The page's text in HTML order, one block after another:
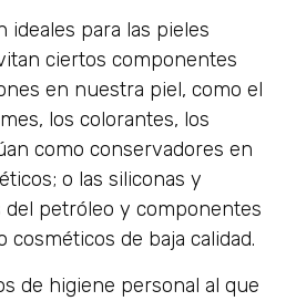
ideales para las pieles
ciertos componentes
en nuestra piel, como el
los colorantes, los
como conservadores en
o las siliconas y
del petróleo y componentes
cosméticos de baja calidad.
de higiene personal al que